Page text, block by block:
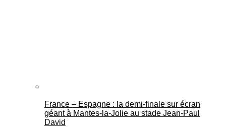
France – Espagne : la demi-finale sur écran
géant à Mantes-la-Jolie au stade Jean-Paul
David